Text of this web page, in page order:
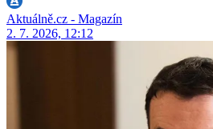
Aktuálně.cz - Magazín
2. 7. 2026, 12:12